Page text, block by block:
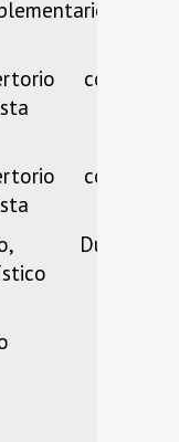
con
con
Dúo